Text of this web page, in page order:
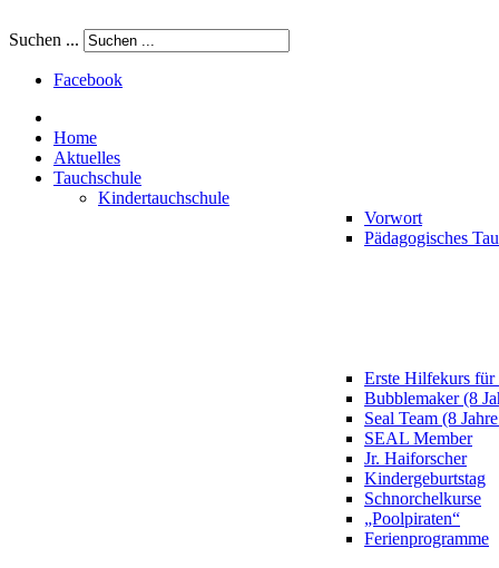
Suchen ...
Facebook
Home
Aktuelles
Tauchschule
Kindertauchschule
Vorwort
Pädagogisches
Erste Hilfekurs
Bubblemaker (8
Seal Team (8
SEAL Member
Jr. Haiforscher
Kindergeburtstag
Schnorchelkurse
„Poolpiraten“
Ferienprogramme